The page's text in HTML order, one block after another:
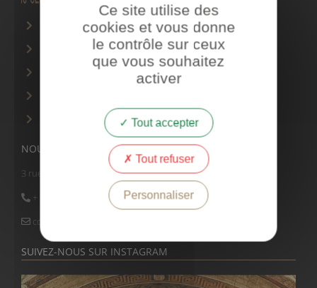
Mentions légales
Politique de confidentialité
Gestion des cookies
NOUS CONTACTER
3 rue Ancelle – 92200 Neuilly-sur-Seine
+ 33 (1) 56 58 50 74
contact@centreduluxe.com
SUIVEZ-NOUS SUR INSTAGRAM
Ce site utilise des
cookies et vous donne
le contrôle sur ceux
que vous souhaitez
activer
Tout accepter
Tout refuser
Personnaliser